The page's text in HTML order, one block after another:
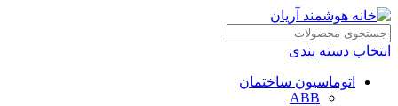
انتخاب دسته بندی
اتوماسیون ساختمان
ABB